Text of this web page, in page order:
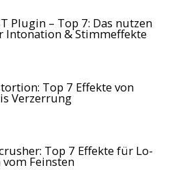
Plugin – Top 7: Das nutzen
Intonation & Stimmeffekte
Top 7 Effekte von
Verzerrung
Top 7 Effekte für Lo-
Feinsten